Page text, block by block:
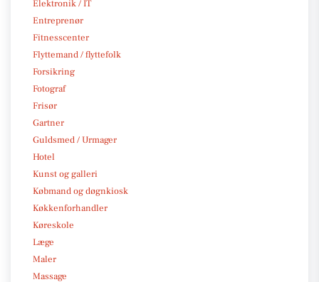
Elektronik / IT
Entreprenør
Fitnesscenter
Flyttemand / flyttefolk
Forsikring
Fotograf
Frisør
Gartner
Guldsmed / Urmager
Hotel
Kunst og galleri
Købmand og døgnkiosk
Køkkenforhandler
Køreskole
Læge
Maler
Massage